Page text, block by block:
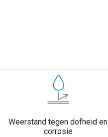
Weerstand tegen dofheid en
corrosie